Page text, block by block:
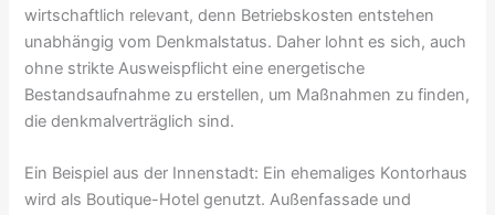
wirtschaftlich relevant, denn Betriebskosten entstehen
unabhängig vom Denkmalstatus. Daher lohnt es sich, auch
ohne strikte Ausweispflicht eine energetische
Bestandsaufnahme zu erstellen, um Maßnahmen zu finden,
die denkmalverträglich sind.
Ein Beispiel aus der Innenstadt: Ein ehemaliges Kontorhaus
wird als Boutique-Hotel genutzt. Außenfassade und